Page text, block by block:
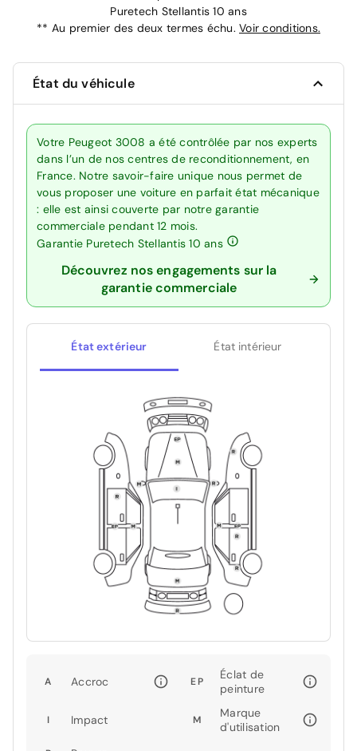
Puretech Stellantis 10 ans
** Au premier des deux termes échu. Voir conditions.
État du véhicule
Votre Peugeot 3008 a été contrôlée par nos experts
dans l’un de nos centres de reconditionnement, en
France. Notre savoir-faire unique nous permet de
vous proposer une voiture en parfait état mécanique
: elle est ainsi couverte par notre garantie
commerciale pendant 12 mois.
Garantie Puretech Stellantis 10 ans
Découvrez nos engagements sur la
garantie commerciale
État extérieur État intérieur
A Accroc EP
Éclat de
peinture
I Impact M
Marque
d'utilisation